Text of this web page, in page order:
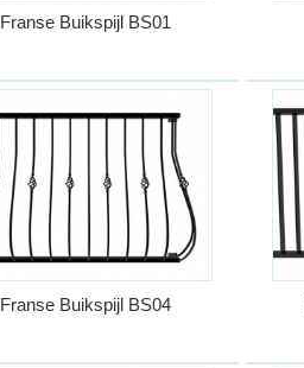
Franse Buikspijl BS01
Franse Buikspijl BS04